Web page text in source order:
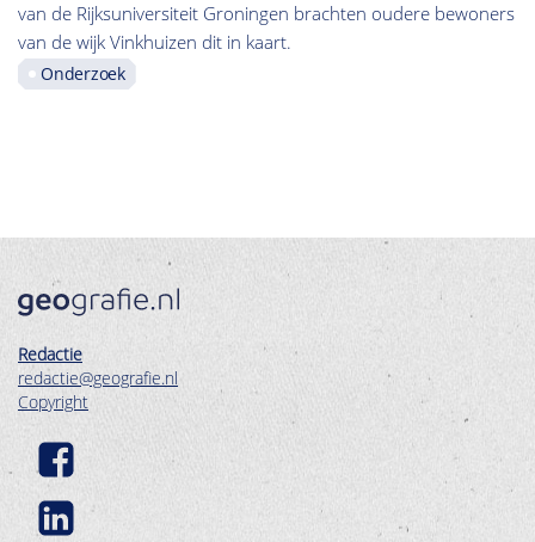
van de Rijksuniversiteit Groningen brachten oudere bewoners
van de wijk Vinkhuizen dit in kaart.
Onderzoek
Redactie
redactie@geografie.nl
Copyright